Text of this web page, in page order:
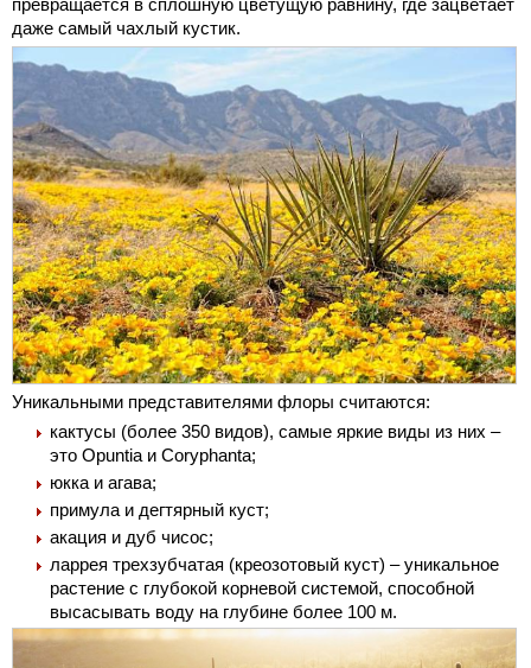
превращается в сплошную цветущую равнину, где зацветает
даже самый чахлый кустик.
Уникальными представителями флоры считаются:
кактусы (более 350 видов), самые яркие виды из них –
это Opuntia и Coryphanta;
юкка и агава;
примула и дегтярный куст;
акация и дуб чисос;
ларрея трехзубчатая (креозотовый куст) – уникальное
растение с глубокой корневой системой, способной
высасывать воду на глубине более 100 м.